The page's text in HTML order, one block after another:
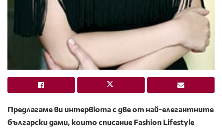
Предлагаме ви интервюта с две от най-елегантните
българскидами, които списание Fashion Lifestyle